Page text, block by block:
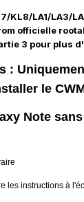
KL8/LA1/LA3/
officielle
3 pour plus
:
le
Note
les instructions à